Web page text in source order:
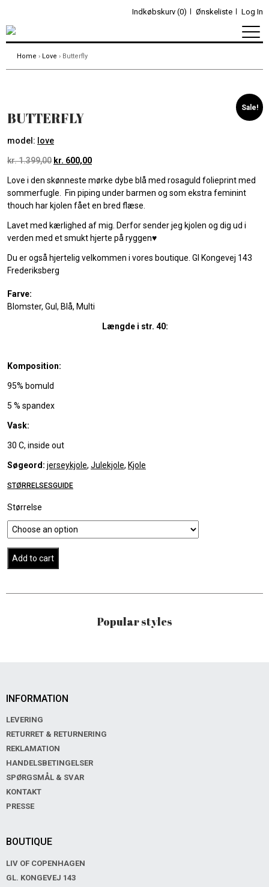
Indkøbskurv (0) Ønskeliste Log In
Home › Love › Butterfly
Sale!
BUTTERFLY
model: love
kr.1.399,00 kr. 600,00
Love i den skønneste mørke dybe blå med rosaguld folieprint med
sommerfugle. Fin piping under barmen og som ekstra feminint
thouch har kjolen fået en bred flæse.
Lavet med kærlighed af mig. Derfor sender jeg kjolen og dig ud i
verden med et smukt hjerte på ryggen♥️
Du er også hjertelig velkommen i vores boutique. Gl Kongevej 143
Frederiksberg
Farve:
Blomster, Gul, Blå, Multi
Længde i str. 40:
Komposition:
95% bomuld
5 % spandex
Vask:
30 C, inside out
Søgeord: jerseykjole, Julekjole, Kjole
STØRRELSESGUIDE
Størrelse
Add to cart
Popular styles
INFORMATION
LEVERING
RETURRET & RETURNERING
REKLAMATION
HANDELSBETINGELSER
SPØRGSMÅL & SVAR
KONTAKT
PRESSE
BOUTIQUE
LIV OF COPENHAGEN
GL. KONGEVEJ 143